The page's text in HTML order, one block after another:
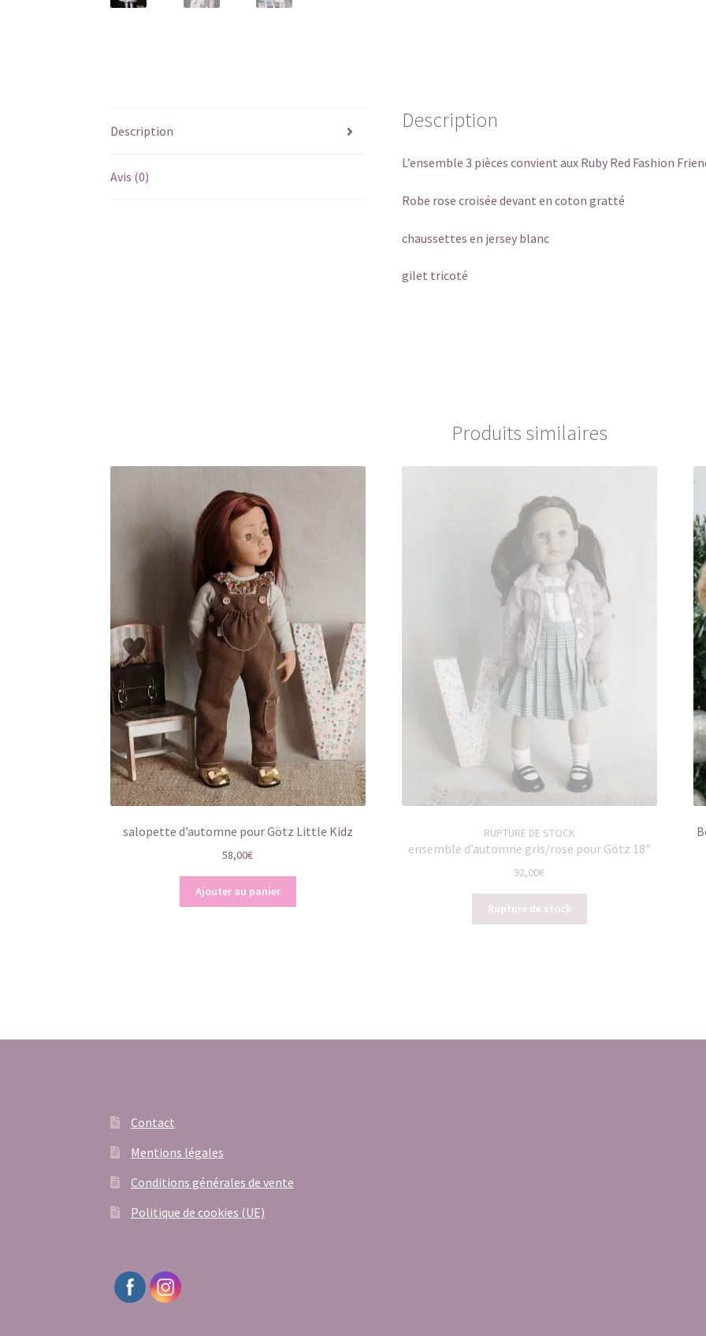
Description
Avis (0)
Description
L’ensemble 3 pièces convient aux Ruby Red Fashion
Robe rose croisée devant en coton gratté
chaussettes en jersey blanc
gilet tricoté
Produits similaires
salopette d’automne pour Götz Little Kidz
58,00€
Ajouter au panier
RUPTURE DE STOCK
ensemble d’automne gris/rose pour Götz 18″
92,00€
Rupture de stock
Contact
Mentions légales
Conditions générales de vente
Politique de cookies (UE)